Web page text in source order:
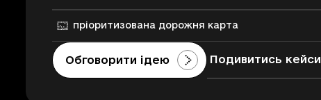
пріоритизована дорожня карта
Обговорити ідею Подивитись кейси